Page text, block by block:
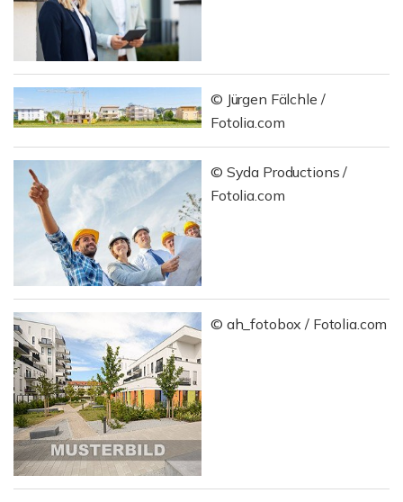
© Jürgen Fälchle /
Fotolia.com
© Syda Productions /
Fotolia.com
© ah_fotobox / Fotolia.com